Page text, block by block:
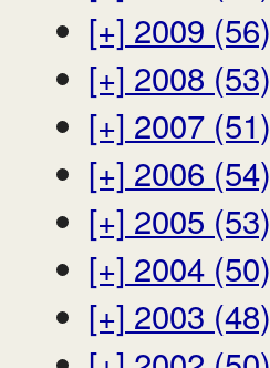
[+] 2009 (56)
[+] 2008 (53)
[+] 2007 (51)
[+] 2006 (54)
[+] 2005 (53)
[+] 2004 (50)
[+] 2003 (48)